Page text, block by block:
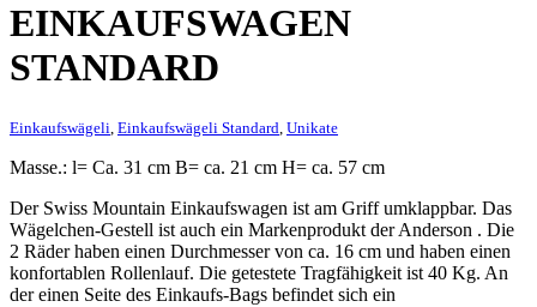
EINKAUFSWAGEN
STANDARD
Einkaufswägeli Einkaufswägeli Standard Unikate
Masse.: l= Ca. 31 cm B= ca. 21 cm H= ca. 57 cm
Der Swiss Mountain Einkaufswagen ist am Griff umklappbar. Das
Wägelchen-Gestell ist auch ein Markenprodukt der Anderson . Die
2 Räder haben einen Durchmesser von ca. 16 cm und haben einen
konfortablen Rollenlauf. Die getestete Tragfähigkeit ist 40 Kg. An
der einen Seite des Einkaufs-Bags befindet sich ein